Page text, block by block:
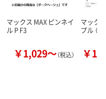
マックス MAX ピンネイ
ル P F3
￥1,029～（税込）
マック
プル （A1
￥